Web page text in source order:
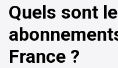
Quels sont
France ?